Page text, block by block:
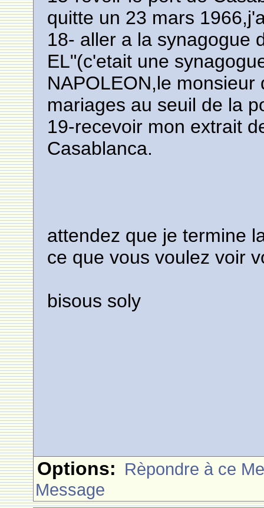
quitte un 23 mars
18- aller a la synagogue
EL"(c'etait une
NAPOLEON,le
mariages au seuil de la
19-recevoir mon extrait
Casablanca.
attendez que je termine
ce que vous voulez voir
bisous soly
Options: Rèpondre à ce
Message